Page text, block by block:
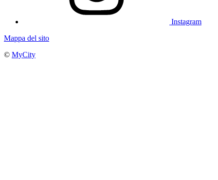
Instagram
Mappa del sito
© MyCity